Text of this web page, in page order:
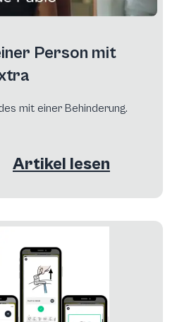
Person mit
mit einer Behinderung.
Artikel lesen